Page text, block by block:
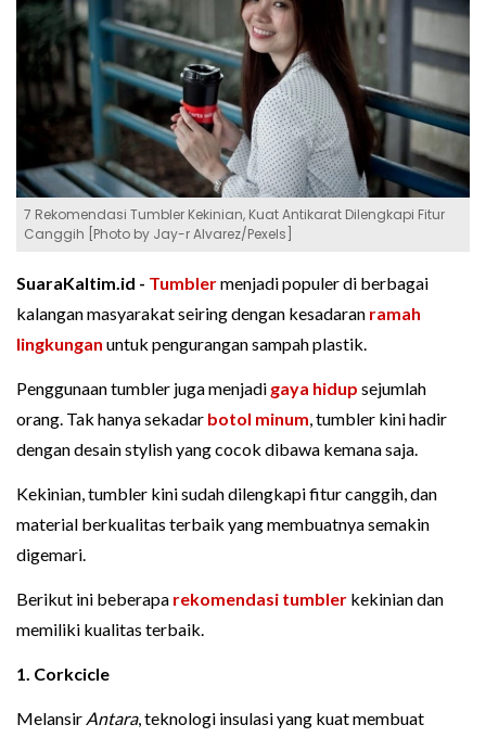
7 Rekomendasi Tumbler Kekinian, Kuat Antikarat Dilengkapi Fitur
Canggih [Photo by Jay-r Alvarez/Pexels]
SuaraKaltim.id - Tumblermenjadi populer di berbagai
kalangan masyarakat seiring dengan kesadaran ramah
lingkungan untuk pengurangan sampah plastik.
Penggunaan tumbler juga menjadi gaya hidup sejumlah
orang. Tak hanya sekadar botol minum, tumbler kini hadir
dengan desain stylish yang cocok dibawa kemana saja.
Kekinian, tumbler kini sudah dilengkapi fitur canggih, dan
material berkualitas terbaik yang membuatnya semakin
digemari.
Berikut ini beberapa rekomendasi tumbler kekinian dan
memiliki kualitas terbaik.
1. Corkcicle
Melansir Antara, teknologi insulasi yang kuat membuat